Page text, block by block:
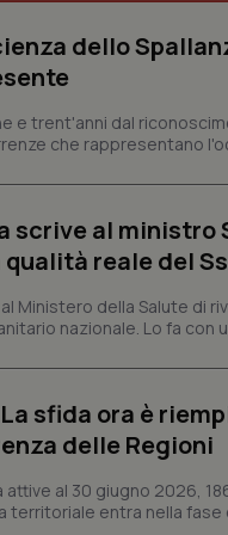
dello
e trent'anni dal
che rappresentano
scrive al
reale del
Ministero della Salute di
nazionale. Lo fa con
sfida ora è
delle Regioni
attive al 30 giugno 2026,
territoriale entra nella fase
Google LLC
.quotidianosanita.it
PHP.net
www.quotidianosanita.it